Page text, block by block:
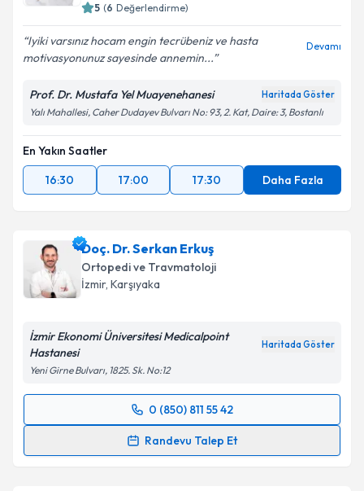
5 (6 Değerlendirme)
Iyiki varsınız hocam engin tecrübeniz ve hasta
motivasyonunuz sayesinde annemin...
Devamı
Prof. Dr. Mustafa Yel Muayenehanesi Haritada Göster
Yalı Mahallesi, Caher Dudayev Bulvarı No: 93, 2. Kat, Daire: 3, Bostanlı
En Yakın Saatler
16:30
17:00 17:30 Daha Fazla
Doç. Dr. Serkan Erkuş
Ortopedi ve Travmatoloji
İzmir, Karşıyaka
İzmir Ekonomi Üniversitesi Medicalpoint
Hastanesi
Haritada Göster
Yeni Girne Bulvarı, 1825. Sk. No:12
0 (850) 811 55 42
Randevu Talep Et
Randevu Takvimi Talebi